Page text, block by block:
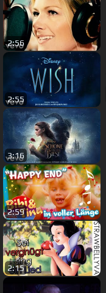
2:56
2:55
3:16
2:59
2:15